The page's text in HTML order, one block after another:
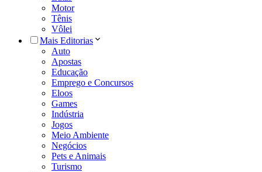
Motor
Tênis
Vôlei
Mais Editorias
Auto
Apostas
Educação
Emprego e Concursos
Eloos
Games
Indústria
Jogos
Meio Ambiente
Negócios
Pets e Animais
Turismo